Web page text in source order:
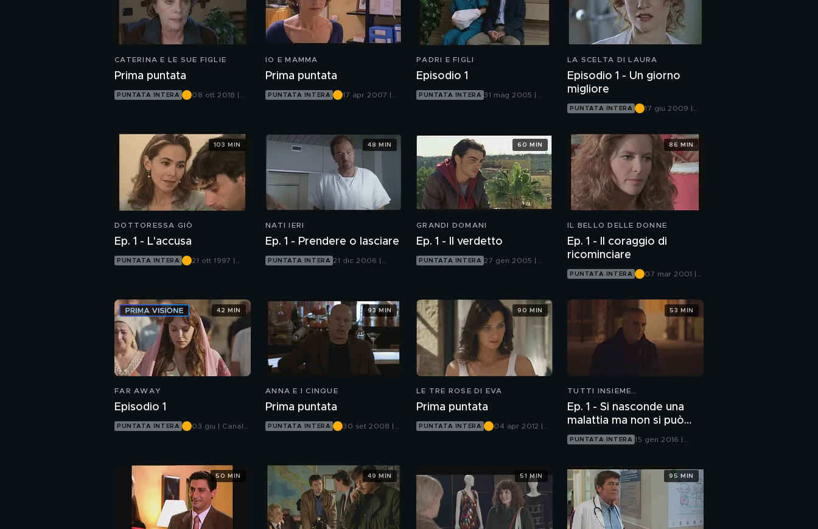
CATERINA E LE SUE FIGLIE
Prima puntata
PUNTATA INTERA
08 ott 2018 |
IO E MAMMA
Prima puntata
PUNTATA INTERA
17 apr 2007 |
PADRI E FIGLI
Episodio 1
PUNTATA INTERA 31 mag 2005 |
LA SCELTA DI LAURA
Episodio 1 - Un giorno
migliore
PUNTATA INTERA
17 giu 2009 |
DOTTORESSA GIÒ
Ep. 1 - L'accusa
PUNTATA INTERA
21 ott 1997 |
103 MIN
NATI IERI
Ep. 1 - Prendere o lasciare
PUNTATA INTERA 21 dic 2006 |
48 MIN
GRANDI DOMANI
Ep. 1 - Il verdetto
PUNTATA INTERA 27 gen 2005 |
60 MIN
IL BELLO DELLE DONNE
Ep. 1 - Il coraggio di
ricominciare
PUNTATA INTERA
07 mar 2001 |
86 MIN
FAR AWAY
Episodio 1
PUNTATA INTERA
03 giu | Canale
42 MIN
ANNA E I CINQUE
Prima puntata
PUNTATA INTERA
30 set 2008 |
93 MIN
LE TRE ROSE DI EVA
Prima puntata
PUNTATA INTERA
04 apr 2012 |
90 MIN
TUTTI INSIEME
Ep. 1 - Si nasconde una
malattia ma non si può
nascondere la morte
PUNTATA INTERA 15 gen 2016 |
53 MIN
50 MIN 49 MIN 51 MIN 95 MIN